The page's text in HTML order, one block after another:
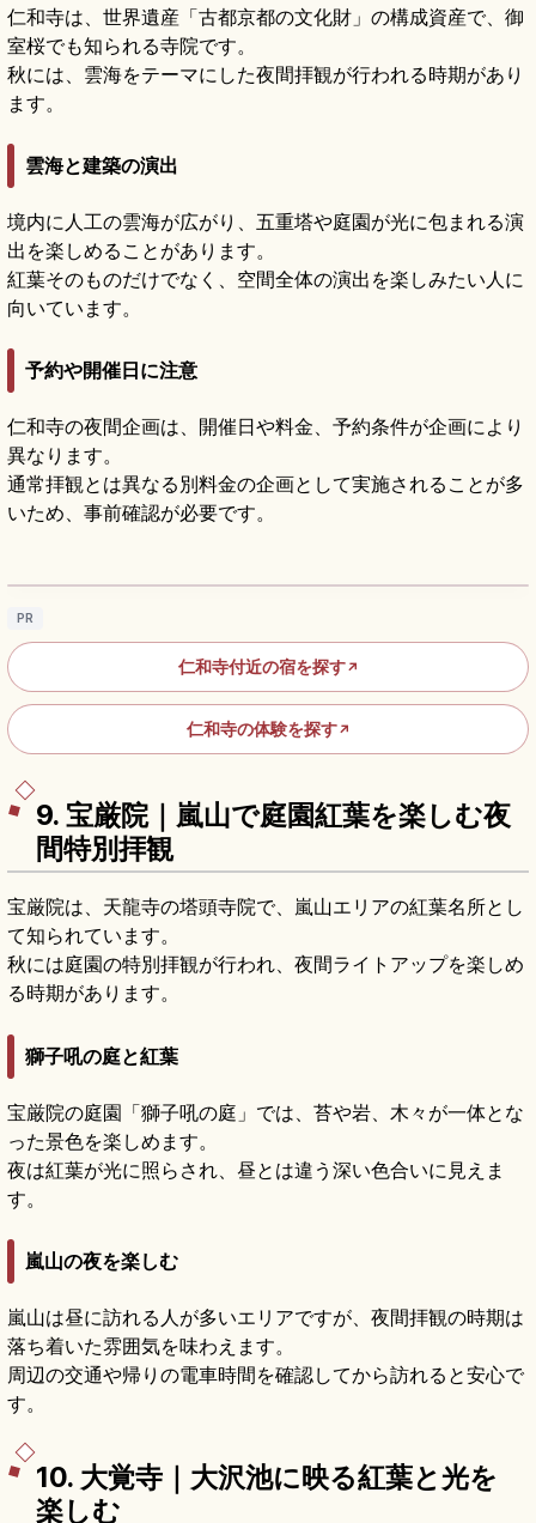
仁和寺は、世界遺産「古都京都の文化財」の構成資産で、御
室桜でも知られる寺院です。
秋には、雲海をテーマにした夜間拝観が行われる時期があり
ます。
雲海と建築の演出
境内に人工の雲海が広がり、五重塔や庭園が光に包まれる演
出を楽しめることがあります。
紅葉そのものだけでなく、空間全体の演出を楽しみたい人に
向いています。
予約や開催日に注意
仁和寺の夜間企画は、開催日や料金、予約条件が企画により
異なります。
通常拝観とは異なる別料金の企画として実施されることが多
いため、事前確認が必要です。
仁和寺の見どころ｜御室桜と門跡寺院をめぐ
PR
仁和寺付近の宿を探す↗
仁和寺の体験を探す↗
9. 宝厳院｜嵐山で庭園紅葉を楽しむ夜
間特別拝観
宝厳院は、天龍寺の塔頭寺院で、嵐山エリアの紅葉名所とし
て知られています。
秋には庭園の特別拝観が行われ、夜間ライトアップを楽しめ
る時期があります。
獅子吼の庭と紅葉
宝厳院の庭園「獅子吼の庭」では、苔や岩、木々が一体とな
った景色を楽しめます。
夜は紅葉が光に照らされ、昼とは違う深い色合いに見えま
す。
嵐山の夜を楽しむ
嵐山は昼に訪れる人が多いエリアですが、夜間拝観の時期は
落ち着いた雰囲気を味わえます。
周辺の交通や帰りの電車時間を確認してから訪れると安心で
す。
10. 大覚寺｜大沢池に映る紅葉と光を
楽しむ